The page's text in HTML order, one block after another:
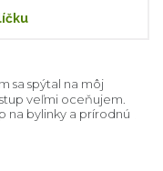
sa spýtal na môj
veľmi oceňujem.
na bylinky a prírodnú